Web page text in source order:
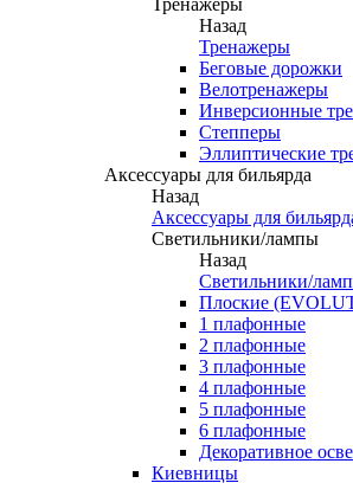
Тренажеры
Назад
Тренажеры
Беговые дорожки
Велотренажеры
Инверсионные
Степперы
Эллиптические
Аксессуары для бильярда
Назад
Аксессуары для
Светильники/лампы
Назад
Светильники/
Плоские
1 плафонные
2 плафонные
3 плафонные
4 плафонные
5 плафонные
6 плафонные
Декоративное
Киевницы